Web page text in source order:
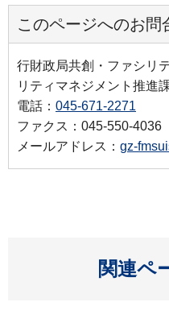
このページへのお問
行財政局共創・ファシリ
リティマネジメント推進
電話： 045-671-2271
ファクス：045-550-4036
メールアドレス： gz-
関連ペ